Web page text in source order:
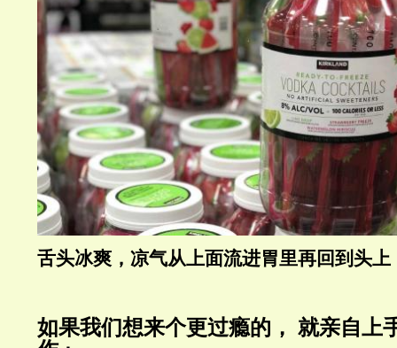
舌头冰爽，凉气从上面流进胃里再回到头
如果我们想来个更过瘾的， 就亲自上